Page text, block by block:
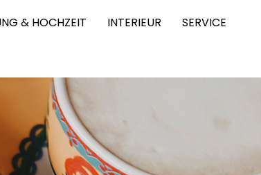
& HOCHZEIT INTERIEUR
SERVICE